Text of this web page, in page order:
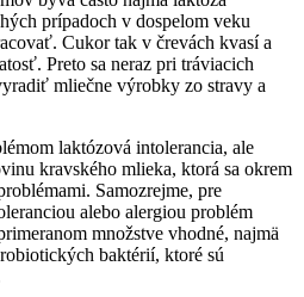
prípadoch v dospelom veku
Cukor tak v črevách kvasí a
Preto sa neraz pri tráviacich
mliečne výrobky zo stravy a
laktózová intolerancia, ale
kravského mlieka, ktorá sa okrem
Samozrejme, pre
alebo alergiou problém
množstve vhodné, najmä
baktérií, ktoré sú